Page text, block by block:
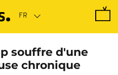
souffre d'une
chronique